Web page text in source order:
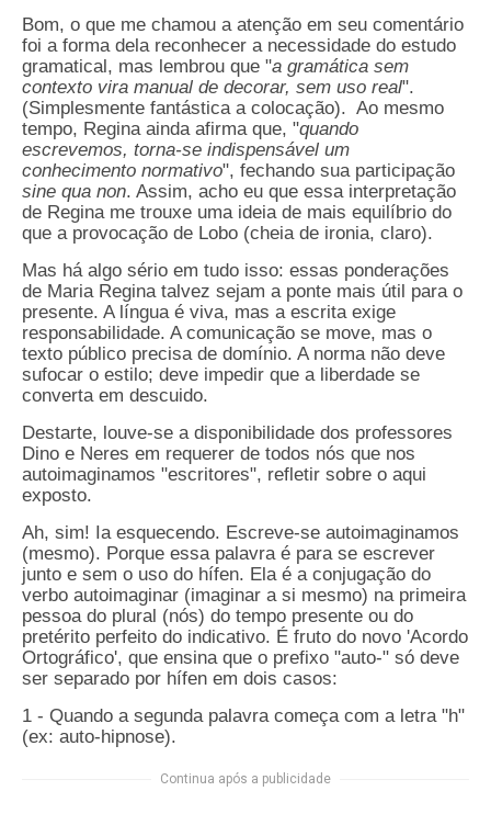
Bom, o que me chamou a atenção em seu comentário
foi a forma dela reconhecer a necessidade do estudo
gramatical, mas lembrou que "a gramática sem
contexto vira manual de decorar, sem uso real".
(Simplesmente fantástica a colocação). Ao mesmo
tempo, Regina ainda afirma que, "quando
escrevemos, torna-se indispensável um
conhecimento normativo", fechando sua participação
sine qua non. Assim, acho eu que essa interpretação
de Regina me trouxe uma ideia de mais equilíbrio do
que a provocação de Lobo (cheia de ironia, claro).
Mas há algo sério em tudo isso: essas ponderações
de Maria Regina talvez sejam a ponte mais útil para o
presente. A língua é viva, mas a escrita exige
responsabilidade. A comunicação se move, mas o
texto público precisa de domínio. A norma não deve
sufocar o estilo; deve impedir que a liberdade se
converta em descuido.
Destarte, louve-se a disponibilidade dos professores
Dino e Neres em requerer de todos nós que nos
autoimaginamos "escritores", refletir sobre o aqui
exposto.
Ah, sim! Ia esquecendo. Escreve-se autoimaginamos
(mesmo). Porque essa palavra é para se escrever
junto e sem o uso do hífen. Ela é a conjugação do
verbo autoimaginar (imaginar a si mesmo) na primeira
pessoa do plural (nós) do tempo presente ou do
pretérito perfeito do indicativo. É fruto do novo 'Acordo
Ortográfico', que ensina que o prefixo "auto-" só deve
ser separado por hífen em dois casos:
1 - Quando a segunda palavra começa com a letra "h"
(ex: auto-hipnose).
Continua após a publicidade